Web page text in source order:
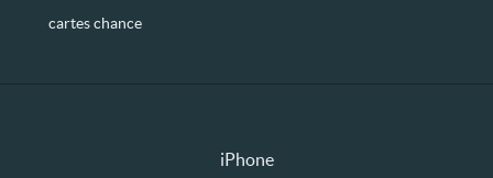
cartes chance
iPhone